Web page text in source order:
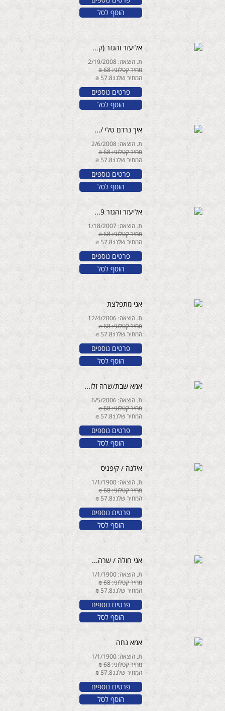
הוסף לסל
אליעזר והגזר (ק...
ת. הוצאה: 2/19/2008
מחיר קטלוגי: 68 ₪
המחיר שלנו:57.8 ₪
פרטים נוספים
הוסף לסל
איך נרדם טלי /...
ת. הוצאה: 2/6/2008
מחיר קטלוגי: 68 ₪
המחיר שלנו:57.8 ₪
פרטים נוספים
הוסף לסל
אליעזר והגזר 9...
ת. הוצאה: 1/18/2007
מחיר קטלוגי: 68 ₪
המחיר שלנו:57.8 ₪
פרטים נוספים
הוסף לסל
אני מתפלצת
ת. הוצאה: 12/4/2006
מחיר קטלוגי: 68 ₪
המחיר שלנו:57.8 ₪
פרטים נוספים
הוסף לסל
אמא שבת/שרה זלו...
ת. הוצאה: 6/5/2006
מחיר קטלוגי: 68 ₪
המחיר שלנו:57.8 ₪
פרטים נוספים
הוסף לסל
אילנה / קיפניס
ת. הוצאה: 1/1/1900
מחיר קטלוגי: 68 ₪
המחיר שלנו:57.8 ₪
פרטים נוספים
הוסף לסל
אני חולה / שרה...
ת. הוצאה: 1/1/1900
מחיר קטלוגי: 68 ₪
המחיר שלנו:57.8 ₪
פרטים נוספים
הוסף לסל
אמא נחה
ת. הוצאה: 1/1/1900
מחיר קטלוגי: 68 ₪
המחיר שלנו:57.8 ₪
פרטים נוספים
הוסף לסל